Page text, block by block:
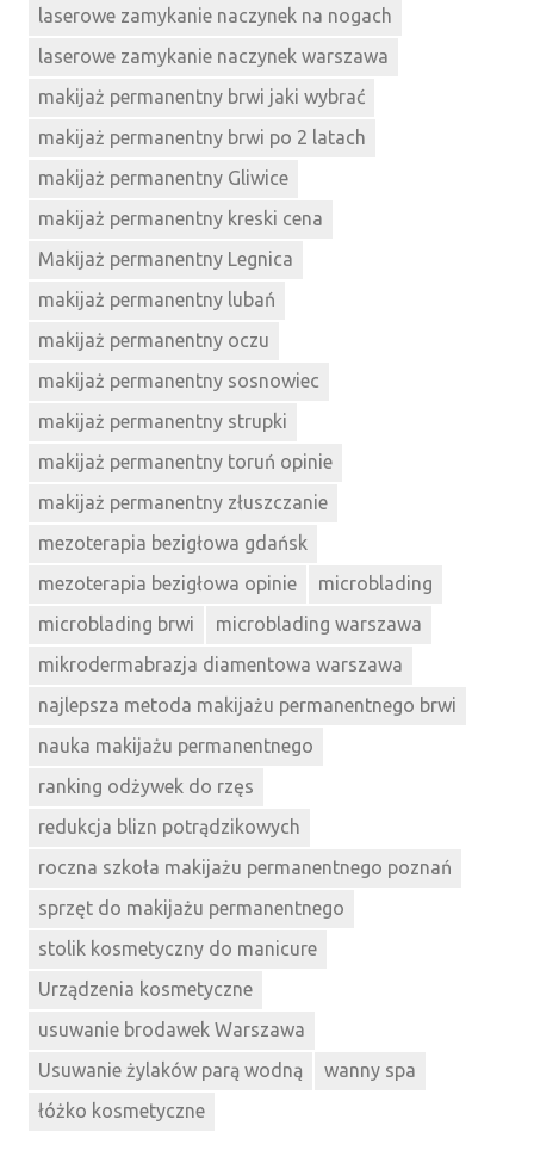
laserowe zamykanie naczynek na nogach
laserowe zamykanie naczynek warszawa
makijaż permanentny brwi jaki wybrać
makijaż permanentny brwi po 2 latach
makijaż permanentny Gliwice
makijaż permanentny kreski cena
Makijaż permanentny Legnica
makijaż permanentny lubań
makijaż permanentny oczu
makijaż permanentny sosnowiec
makijaż permanentny strupki
makijaż permanentny toruń opinie
makijaż permanentny złuszczanie
mezoterapia bezigłowa gdańsk
mezoterapia bezigłowa opinie
microblading
microblading brwi
microblading warszawa
mikrodermabrazja diamentowa warszawa
najlepsza metoda makijażu permanentnego brwi
nauka makijażu permanentnego
ranking odżywek do rzęs
redukcja blizn potrądzikowych
roczna szkoła makijażu permanentnego poznań
sprzęt do makijażu permanentnego
stolik kosmetyczny do manicure
Urządzenia kosmetyczne
usuwanie brodawek Warszawa
Usuwanie żylaków parą wodną
wanny spa
łóżko kosmetyczne